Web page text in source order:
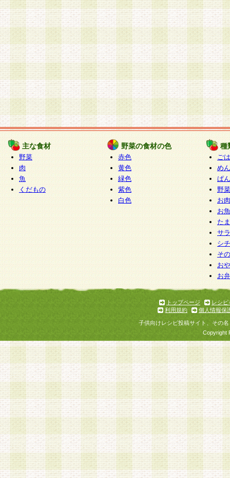
主な食材
野菜
肉
魚
くだもの
野菜の食材の色
赤色
黄色
緑色
紫色
白色
種
ご
めん
ぱん
野
お
お
た
サ
シ
そ
お
お
トップページ
レシピ
利用規約
個人情報保
子供向けレシピ投稿サイト、その
Copyright